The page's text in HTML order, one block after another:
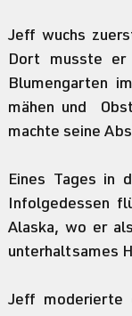
Jeff wuchs
Dort musste er
Blumengarten
mähen und
machte seine
Eines Tages in
Infolgedessen
Alaska, wo er
unterhaltsames
Jeff moderierte